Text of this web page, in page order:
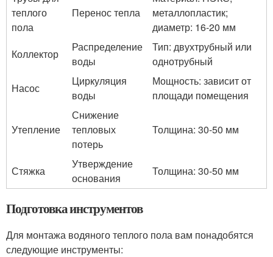
теплого
пола
Перенос тепла
металлопластик;
диаметр: 16-20 мм
Коллектор
Распределение
воды
Тип: двухтрубный или
однотрубный
Насос
Циркуляция
воды
Мощность: зависит от
площади помещения
Утепление
Снижение
тепловых
потерь
Толщина: 30-50 мм
Стяжка
Утверждение
основания
Толщина: 30-50 мм
Подготовка инструментов
Для монтажа водяного теплого пола вам понадобятся
следующие инструменты: